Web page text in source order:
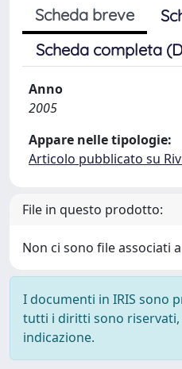
Scheda breve
Scheda completa
Anno
2005
Appare nelle tipologie:
Articolo pubblicato su
File in questo prodotto:
Non ci sono file associati
I documenti in IRIS sono
tutti i diritti sono riservati,
indicazione.